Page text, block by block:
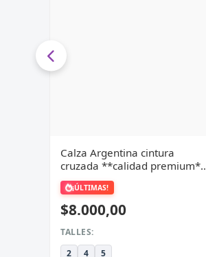
Calza Argentina cintura
cruzada **calidad premium**
lycra veteada
¡ÚLTIMAS!
$8.000,00
TALLES:
2
4 5